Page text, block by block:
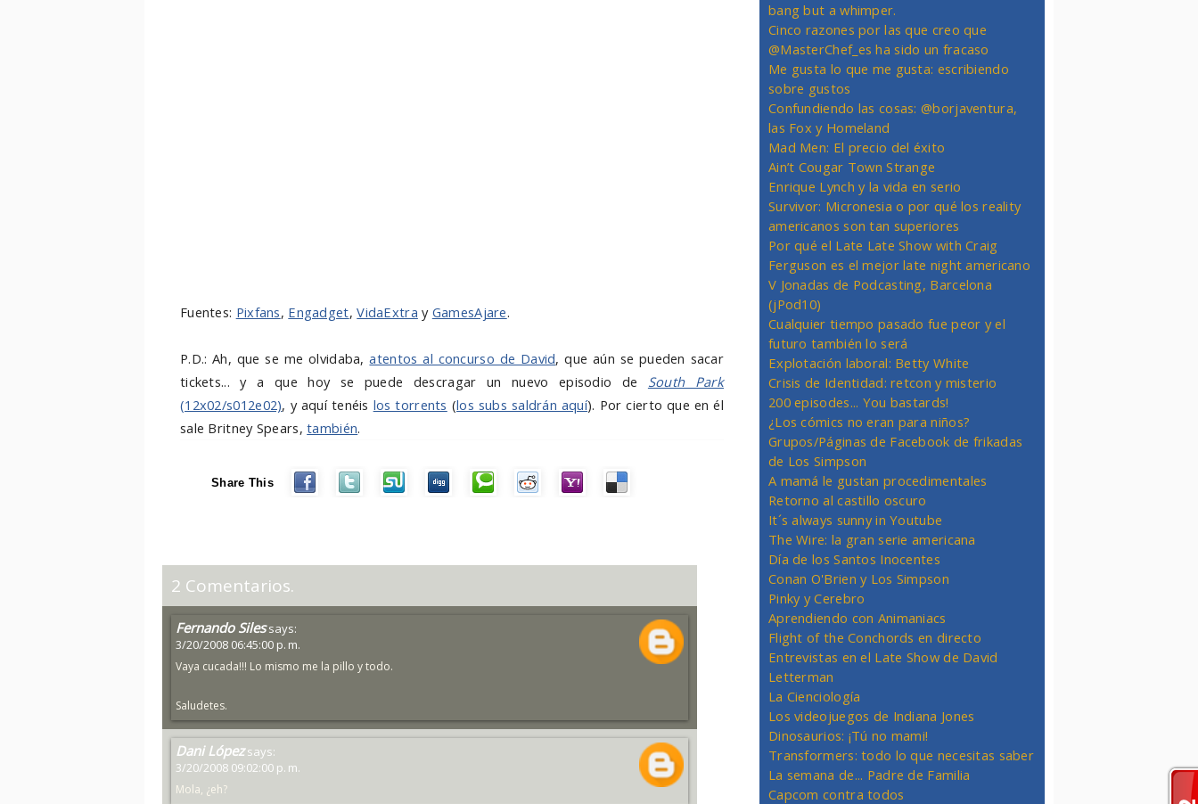
Fuentes: Pixfans, Engadget,VidaExtra y GamesAjare.
P.D.: Ah, que se me olvidaba,atentos al concurso de David, que aún se pueden sacar
tickets... y a que hoy se puede descragar un nuevo episodio de South Park
(12x02/s012e02), y aquí tenéis los torrents (los subs saldrán aquí). Por cierto que en él
sale Britney Spears,también.
Share This
2 Comentarios.
Fernando Siles says:
3/20/2008 06:45:00 p. m.
Vaya cucada!!! Lo mismo me la pillo y todo.
Saludetes.
Dani López says:
3/20/2008 09:02:00 p. m.
Mola, ¿eh?
bang but a whimper.
Cinco razones por las que creo que
@MasterChef_es ha sido un fracaso
Me gusta lo que me gusta: escribiendo
sobre gustos
Confundiendo las cosas: @borjaventura,
las Fox y Homeland
Mad Men: El precio del éxito
Ain’t Cougar Town Strange
Enrique Lynch y la vida en serio
Survivor: Micronesia o por qué los reality
americanos son tan superiores
Por qué el Late Late Show with Craig
Ferguson es el mejor late night americano
V Jonadas de Podcasting, Barcelona
(jPod10)
Cualquier tiempo pasado fue peor y el
futuro también lo será
Explotación laboral: Betty White
Crisis de Identidad: retcon y misterio
200 episodes... You bastards!
¿Los cómics no eran para niños?
Grupos/Páginas de Facebook de frikadas
de Los Simpson
A mamá le gustan procedimentales
Retorno al castillo oscuro
It´s always sunny in Youtube
The Wire: la gran serie americana
Día de los Santos Inocentes
Conan O'Brien y Los Simpson
Pinky y Cerebro
Aprendiendo con Animaniacs
Flight of the Conchords en directo
Entrevistas en el Late Show de David
Letterman
La Cienciología
Los videojuegos de Indiana Jones
Dinosaurios: ¡Tú no mami!
Transformers: todo lo que necesitas saber
La semana de... Padre de Familia
Capcom contra todos